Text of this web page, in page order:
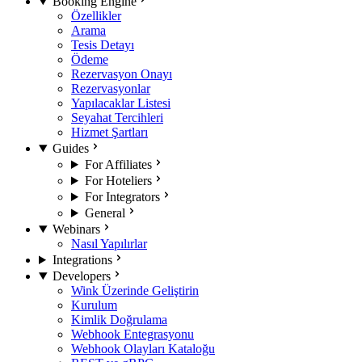
Özellikler
Arama
Tesis Detayı
Ödeme
Rezervasyon Onayı
Rezervasyonlar
Yapılacaklar Listesi
Seyahat Tercihleri
Hizmet Şartları
Guides
For Affiliates
For Hoteliers
For Integrators
General
Webinars
Nasıl Yapılırlar
Integrations
Developers
Wink Üzerinde Geliştirin
Kurulum
Kimlik Doğrulama
Webhook Entegrasyonu
Webhook Olayları Kataloğu